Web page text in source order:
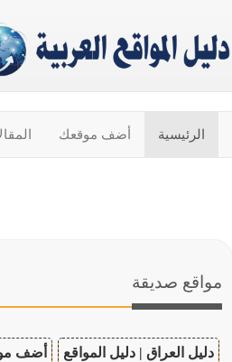
الرئيسية أضف موقعك
مواقع صديقة
دليل العراق | دليل المواقع أضف